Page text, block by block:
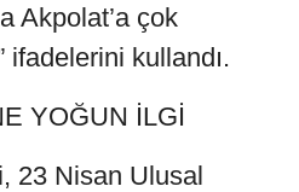
Akpolat’a çok
ifadelerini kullandı.
YOĞUN İLGİ
23 Nisan Ulusal